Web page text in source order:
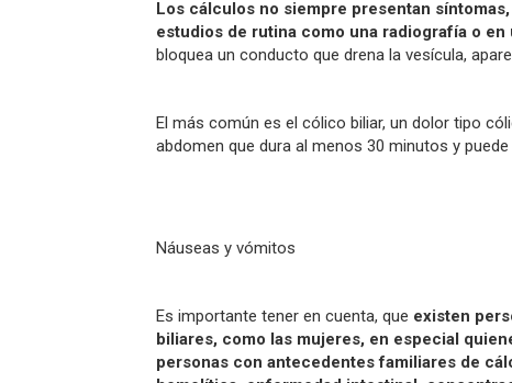
Los cálculos no siempre presentan
estudios de rutina como una radiografía o en
bloquea un conducto que drena la vesícula,
El más común es el cólico biliar, un dolor tipo
abdomen que dura al menos 30 minutos y
Náuseas y vómitos
Es importante tener en cuenta, que existen
biliares, como las mujeres, en especial
personas con antecedentes familiares de